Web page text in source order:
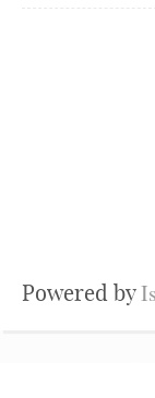
Powered by